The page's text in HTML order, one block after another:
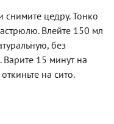
цедру. Тонко
Влейте 150 мл
без
15 минут на
на сито.